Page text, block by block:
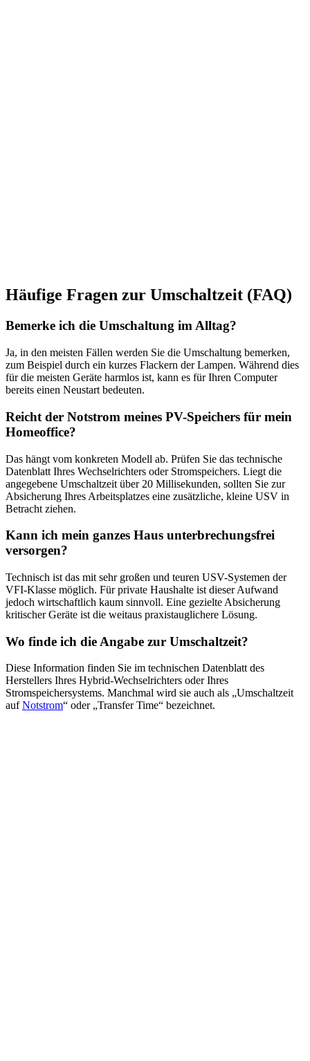
Häufige Fragen zur Umschaltzeit (FAQ)
Bemerke ich die Umschaltung im Alltag?
Ja, in den meisten Fällen werden Sie die Umschaltung bemerken,
zum Beispiel durch ein kurzes Flackern der Lampen. Während dies
für die meisten Geräte harmlos ist, kann es für Ihren Computer
bereits einen Neustart bedeuten.
Reicht der Notstrom meines PV-Speichers für mein
Homeoffice?
Das hängt vom konkreten Modell ab. Prüfen Sie das technische
Datenblatt Ihres Wechselrichters oder Stromspeichers. Liegt die
angegebene Umschaltzeit über 20 Millisekunden, sollten Sie zur
Absicherung Ihres Arbeitsplatzes eine zusätzliche, kleine USV in
Betracht ziehen.
Kann ich mein ganzes Haus unterbrechungsfrei
versorgen?
Technisch ist das mit sehr großen und teuren USV-Systemen der
VFI-Klasse möglich. Für private Haushalte ist dieser Aufwand
jedoch wirtschaftlich kaum sinnvoll. Eine gezielte Absicherung
kritischer Geräte ist die weitaus praxistauglichere Lösung.
Wo finde ich die Angabe zur Umschaltzeit?
Diese Information finden Sie im technischen Datenblatt des
Herstellers Ihres Hybrid-Wechselrichters oder Ihres
Stromspeichersystems. Manchmal wird sie auch als „Umschaltzeit
aufNotstrom“ oder „Transfer Time“ bezeichnet.